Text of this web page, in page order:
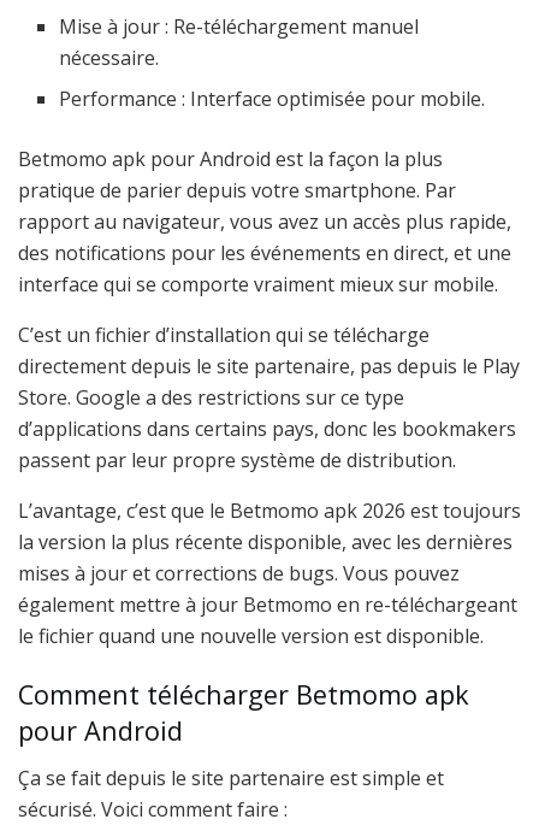
Mise à jour : Re-téléchargement manuel
nécessaire.
Performance : Interface optimisée pour mobile.
Betmomo apk pour Android est la façon la plus
pratique de parier depuis votre smartphone. Par
rapport au navigateur, vous avez un accès plus rapide,
des notifications pour les événements en direct, et une
interface qui se comporte vraiment mieux sur mobile.
C’est un fichier d’installation qui se télécharge
directement depuis le site partenaire, pas depuis le Play
Store. Google a des restrictions sur ce type
d’applications dans certains pays, donc les bookmakers
passent par leur propre système de distribution.
L’avantage, c’est que le Betmomo apk 2026 est toujours
la version la plus récente disponible, avec les dernières
mises à jour et corrections de bugs. Vous pouvez
également mettre à jour Betmomo en re-téléchargeant
le fichier quand une nouvelle version est disponible.
Comment télécharger Betmomo apk
pour Android
Ça se fait depuis le site partenaire est simple et
sécurisé. Voici comment faire :